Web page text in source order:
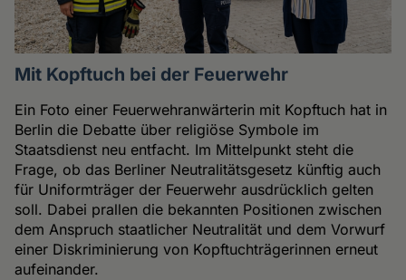
Mit Kopftuch bei der Feuerwehr
Ein Foto einer Feuerwehranwärterin mit Kopftuch hat in
Berlin die Debatte über religiöse Symbole im
Staatsdienst neu entfacht. Im Mittelpunkt steht die
Frage, ob das Berliner Neutralitätsgesetz künftig auch
für Uniformträger der Feuerwehr ausdrücklich gelten
soll. Dabei prallen die bekannten Positionen zwischen
dem Anspruch staatlicher Neutralität und dem Vorwurf
einer Diskriminierung von Kopftuchträgerinnen erneut
aufeinander.